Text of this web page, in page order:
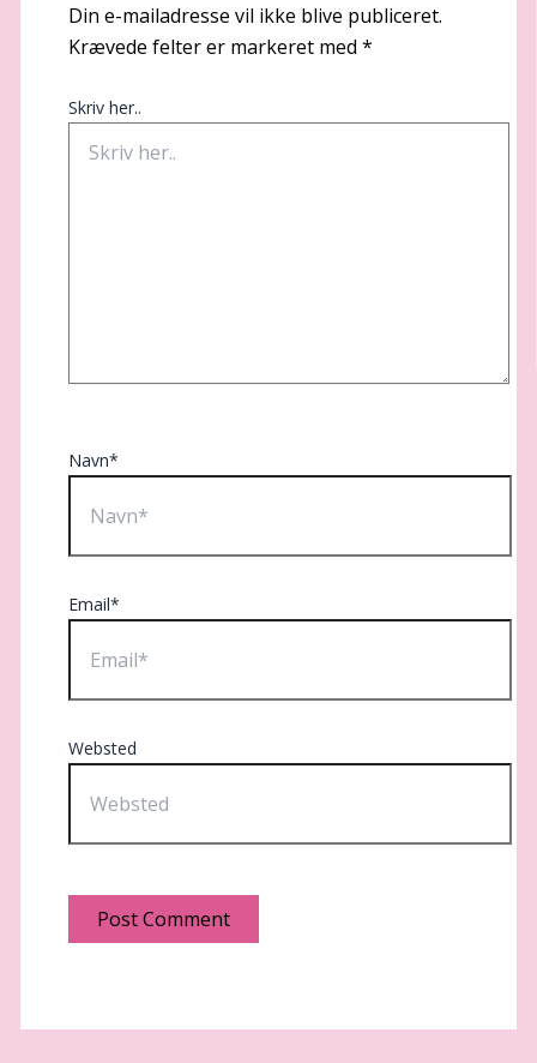
Din e-mailadresse vil ikke blive publiceret.
Krævede felter er markeret med *
Skriv her..
Navn*
Email*
Websted